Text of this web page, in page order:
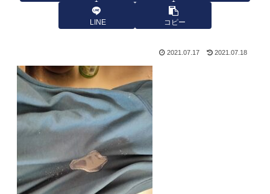
LINE コピー
2021.07.17 2021.07.18